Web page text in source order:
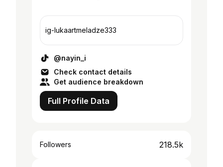
ig-lukaartmeladze333
@nayin_i
Check contact details
Get audience breakdown
Full Profile Data
Followers 218.5k